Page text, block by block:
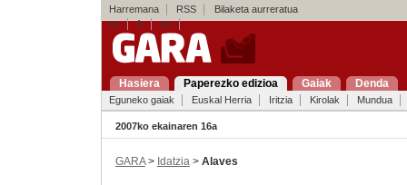
Harremana RSS
Bilaketa aurreratua
es
fr en
Hasiera Paperezko edizioa Gaiak Denda
Eguneko gaiak Euskal Herria Iritzia Kirolak Mundua
2007ko ekainaren 16a
GARA> Idatzia > Alaves